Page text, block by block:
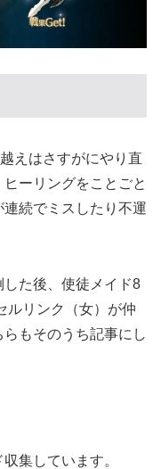
えはさすがにやり直
ーリングをことごと
続でミスしたり不運
た後、使徒メイド8
ルリンク（女）が仲
もそのうち記事にし
集しています。